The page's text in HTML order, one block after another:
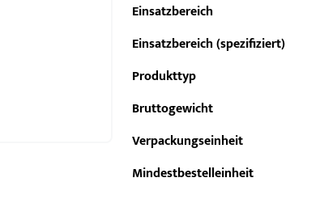
Einsatzbereich
Einsatzbereich (spezifiziert)
Produkttyp
Bruttogewicht
Verpackungseinheit
Mindestbestelleinheit